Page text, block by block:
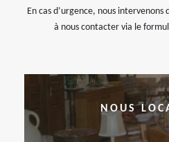
En cas d’urgence, nous intervenons
à nous contacter via le
NOUS